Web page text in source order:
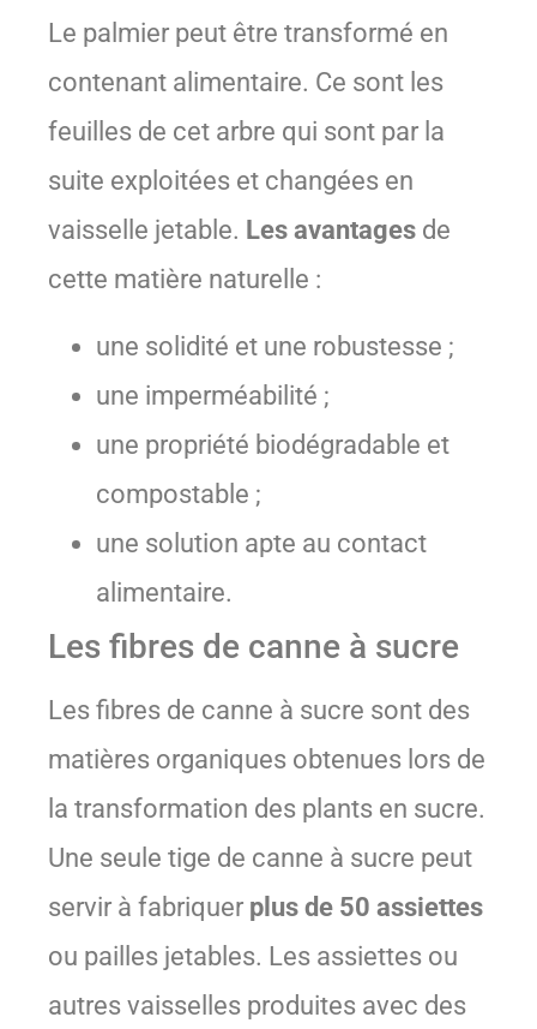
Le palmier peut être transformé en
contenant alimentaire. Ce sont les
feuilles de cet arbre qui sont par la
suite exploitées et changées en
vaisselle jetable. Les avantages de
cette matière naturelle :
une solidité et une robustesse ;
une imperméabilité ;
une propriété biodégradable et
compostable ;
une solution apte au contact
alimentaire.
Les fibres de canne à sucre
Les fibres de canne à sucre sont des
matières organiques obtenues lors de
la transformation des plants en sucre.
Une seule tige de canne à sucre peut
servir à fabriquer plus de 50 assiettes
ou pailles jetables. Les assiettes ou
autres vaisselles produites avec des